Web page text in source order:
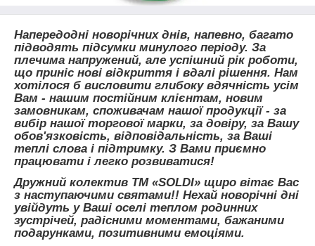
Напередодні новорічних днів, напевно, багато
підводять підсумки минулого періоду. За
плечима напружений, але успішний рік роботи,
що приніс нові відкриття і вдалі рішення. Нам
хотілося б висловити глибоку вдячність усім
Вам - нашим постійним клієнтам, новим
замовникам, споживачам нашої продукції - за
вибір нашої торгової марки, за довіру, за Вашу
обов'язковість, відповідальність, за Ваші
теплі слова і підтримку. З Вами приємно
працювати і легко розвиватися!
Дружний колектив ТМ «SOLDI» щиро вітає Вас
з наступаючими святами!! Нехай новорічні дні
увійдуть у Ваші оселі теплом родинних
зустрічей, радісними моментами, бажаними
подарунками, позитивними емоціями.